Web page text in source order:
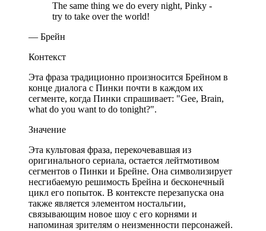
The same thing we do every night, Pinky -
try to take over the world!
— Брейн
Контекст
Эта фраза традиционно произносится Брейном в
конце диалога с Пинки почти в каждом их
сегменте, когда Пинки спрашивает: "Gee, Brain,
what do you want to do tonight?".
Значение
Эта культовая фраза, перекочевавшая из
оригинального сериала, остается лейтмотивом
сегментов о Пинки и Брейне. Она символизирует
несгибаемую решимость Брейна и бесконечный
цикл его попыток. В контексте перезапуска она
также является элементом ностальгии,
связывающим новое шоу с его корнями и
напоминая зрителям о неизменности персонажей.